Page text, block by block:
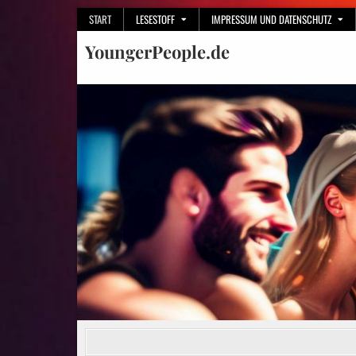
START LESESTOFF IMPRESSUM UND DATENSCHUTZ
YoungerPeople.de